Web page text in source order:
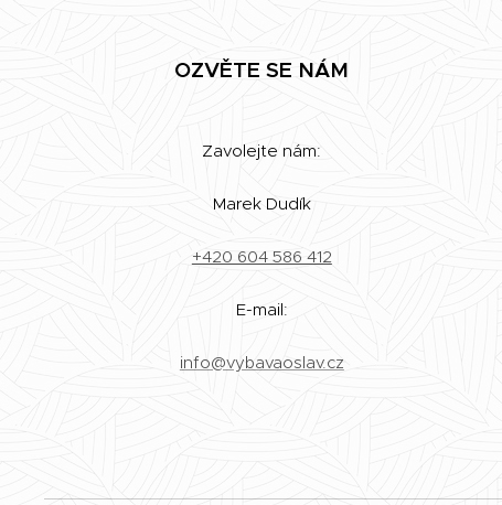
OZVĚTE SE NÁM
Zavolejte nám:
Marek Dudík
+420 604 586 412
E-mail:
info@vybavaoslav.cz